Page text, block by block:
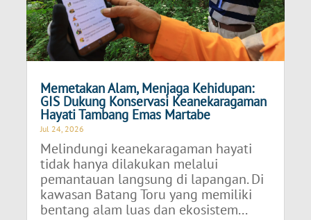
Memetakan Alam, Menjaga Kehidupan:
GIS Dukung Konservasi Keanekaragaman
Hayati Tambang Emas Martabe
Jul 24, 2026
Melindungi keanekaragaman hayati
tidak hanya dilakukan melalui
pemantauan langsung di lapangan. Di
kawasan Batang Toru yang memiliki
bentang alam luas dan ekosistem...